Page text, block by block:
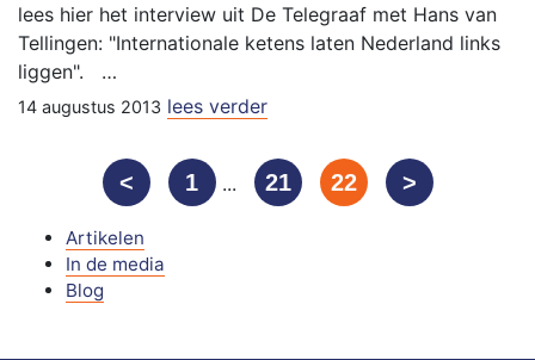
lees hier het interview uit De Telegraaf met Hans van
Tellingen: "Internationale ketens laten Nederland links
liggen". …
14 augustus 2013 lees verder
< 1 ... 21 22 >
Artikelen
In de media
Blog